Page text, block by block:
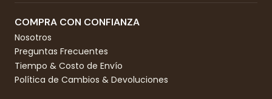
COMPRA CON CONFIANZA
Nosotros
Preguntas Frecuentes
Tiempo & Costo de Envío
Política de Cambios & Devoluciones